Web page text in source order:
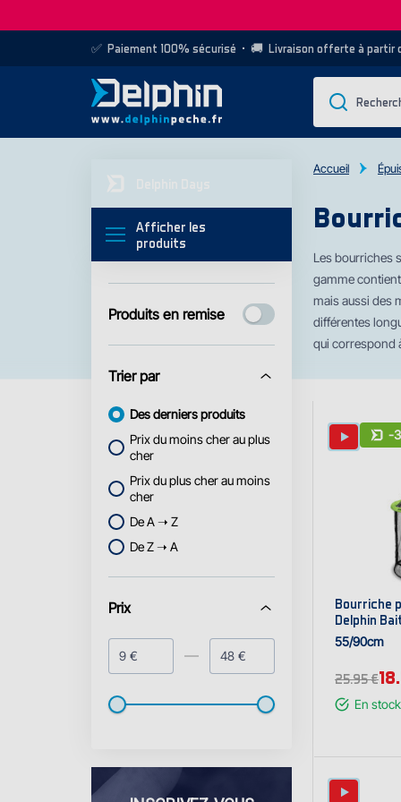
✅ Paiement 100% sécurisé • 🚚 Livraison offerte à partir
Afficher les
produits
Produits en remise
Trier par
Des derniers produits
Prix du moins cher au plus
cher
Prix du plus cher au moins
cher
De A ➝ Z
De Z ➝ A
Prix
€ €
Accueil
Les bourriches
gamme
mais aussi des
différentes
qui correspond
-
Bourriche
Delphin
55/90cm
25.95 €
En stock